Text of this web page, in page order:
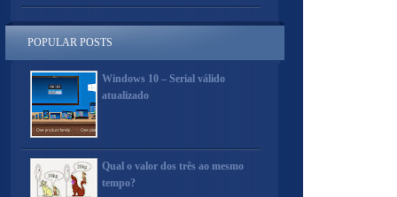
POPULAR POSTS
Windows 10 – Serial válido
atualizado
Qual o valor dos três ao mesmo
tempo?